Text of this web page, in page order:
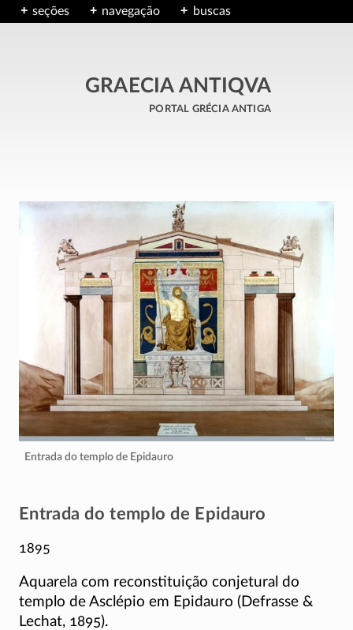
seções navegação buscas
GRAECIA ANTIQVA
portal grécia antiga
Entrada do templo de Epidauro
Entrada do templo de Epidauro
1895
Aquarela com reconstituição conjetural do
templo de Asclépio em Epidauro (Defrasse &
Lechat, 1895).